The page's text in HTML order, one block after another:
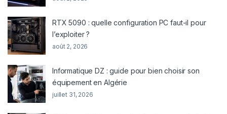
RTX 5090 : quelle configuration PC faut-il pour
l’exploiter ?
août 2, 2026
Informatique DZ : guide pour bien choisir son
équipement en Algérie
juillet 31, 2026